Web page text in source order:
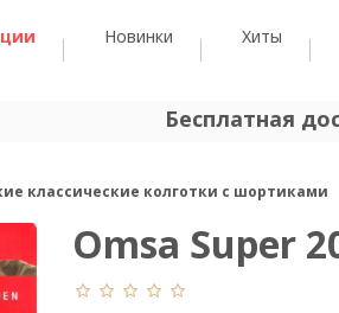
Новинки Хиты
Бесплатная
классические колготки с шортиками
Omsa Super